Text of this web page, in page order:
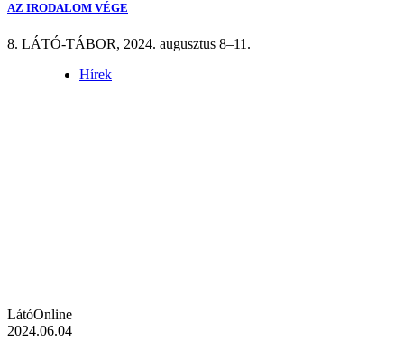
AZ IRODALOM VÉGE
8. LÁTÓ-TÁBOR, 2024. augusztus 8–11.
Hírek
LátóOnline
2024.06.04